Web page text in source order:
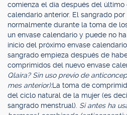
comienza el día después del
calendario anterior. El sangrado
normalmente durante la toma de
un envase calendario y puede no
inicio del próximo envase
sangrado empieza después de
comprimidos del nuevo envase
Qlaira? Sin uso previo de
mes anterior):La toma de
del ciclo natural de la mujer (es
sangrado menstrual). Si antes ha